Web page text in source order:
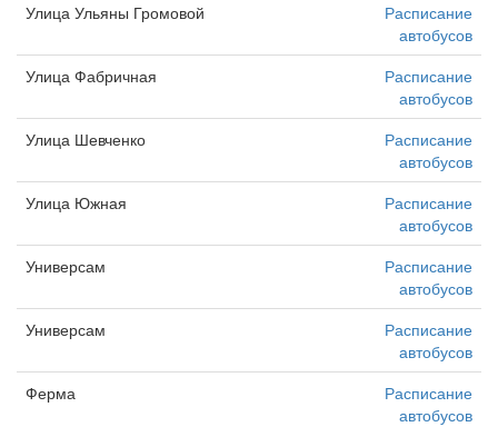
Улица Ульяны Громовой
Расписание
автобусов
Улица Фабричная
Расписание
автобусов
Улица Шевченко
Расписание
автобусов
Улица Южная
Расписание
автобусов
Универсам
Расписание
автобусов
Универсам
Расписание
автобусов
Ферма
Расписание
автобусов